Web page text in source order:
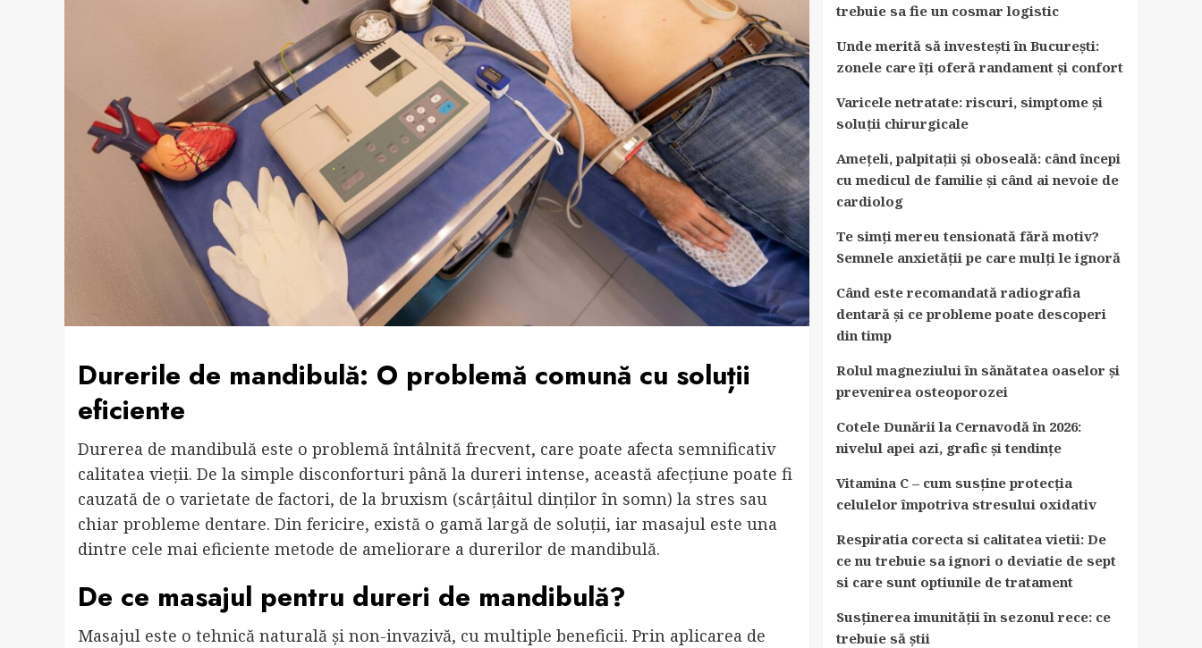
Durerile de mandibulă: O problemă comună cu soluții
eficiente
Durerea de mandibulă este o problemă întâlnită frecvent, care poate afecta semnificativ
calitatea vieții. De la simple disconforturi până la dureri intense, această afecțiune poate fi
cauzată de o varietate de factori, de la bruxism (scârțâitul dinților în somn) la stres sau
chiar probleme dentare. Din fericire, există o gamă largă de soluții, iar masajul este una
dintre cele mai eficiente metode de ameliorare a durerilor de mandibulă.
De ce masajul pentru dureri de mandibulă?
Masajul este o tehnică naturală și non-invazivă, cu multiple beneficii. Prin aplicarea de
trebuie sa fie un cosmar logistic
Unde merită să investești în București:
zonele care îți oferă randament și confort
Varicele netratate: riscuri, simptome și
soluții chirurgicale
Amețeli, palpitații și oboseală: când începi
cu medicul de familie și când ai nevoie de
cardiolog
Te simți mereu tensionată fără motiv?
Semnele anxietății pe care mulți le ignoră
Când este recomandată radiografia
dentară și ce probleme poate descoperi
din timp
Rolul magneziului în sănătatea oaselor și
prevenirea osteoporozei
Cotele Dunării la Cernavodă în 2026:
nivelul apei azi, grafic și tendințe
Vitamina C – cum susține protecția
celulelor împotriva stresului oxidativ
Respiratia corecta si calitatea vietii: De
ce nu trebuie sa ignori o deviatie de sept
si care sunt optiunile de tratament
Susținerea imunității în sezonul rece: ce
trebuie să știi